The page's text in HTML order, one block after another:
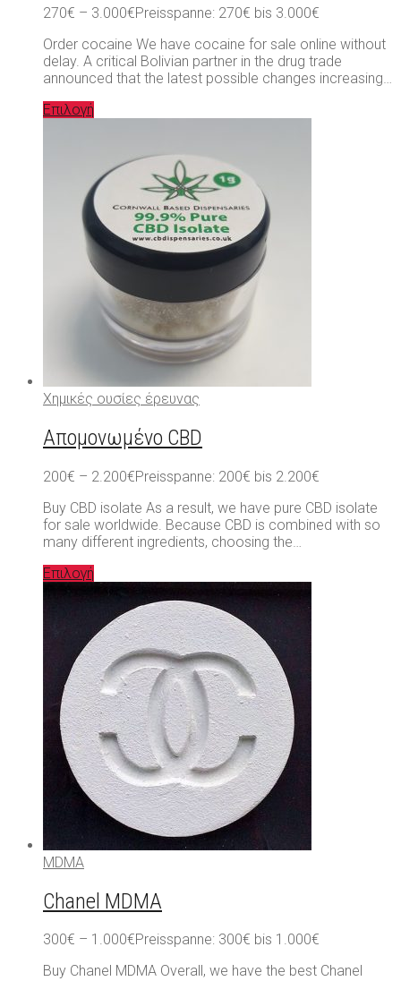
270€ – 3.000€Preisspanne: 270€ bis 3.000€
Order cocaine We have cocaine for sale online without
delay. A critical Bolivian partner in the drug trade
announced that the latest possible changes increasing…
Επιλογή
Χημικές ουσίες έρευνας
Απομονωμένο CBD
200€ – 2.200€Preisspanne: 200€ bis 2.200€
Buy CBD isolate As a result, we have pure CBD isolate
for sale worldwide. Because CBD is combined with so
many different ingredients, choosing the…
Επιλογή
MDMA
Chanel MDMA
300€ – 1.000€Preisspanne: 300€ bis 1.000€
Buy Chanel MDMA Overall, we have the best Chanel